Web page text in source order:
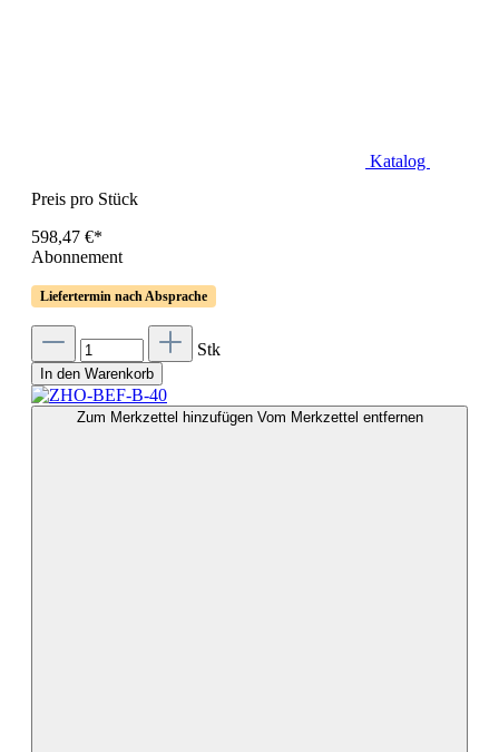
Katalog
Preis pro Stück
598,47 €*
Abonnement
Liefertermin nach Absprache
Stk
In den Warenkorb
Zum Merkzettel hinzufügen Vom Merkzettel entfernen